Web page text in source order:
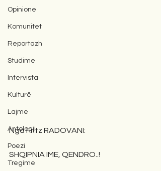
Opinione
Komunitet
Reportazh
Studime
Intervista
Kulturë
Lajme
Antologji
Poezi
Tregime
Nga Fritz RADOVANI:
SHQIPNIA IME, QENDRO..!